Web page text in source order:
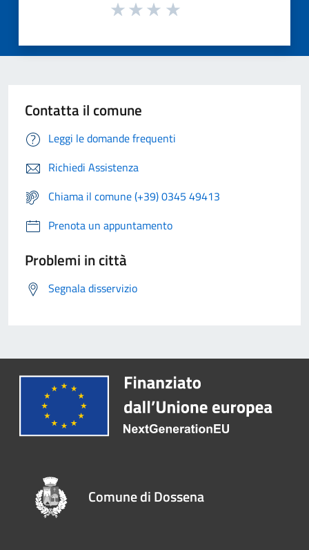
Contatta il comune
Leggi le domande frequenti
Richiedi Assistenza
Chiama il comune (+39) 0345 49413
Prenota un appuntamento
Problemi in città
Segnala disservizio
Comune di Dossena